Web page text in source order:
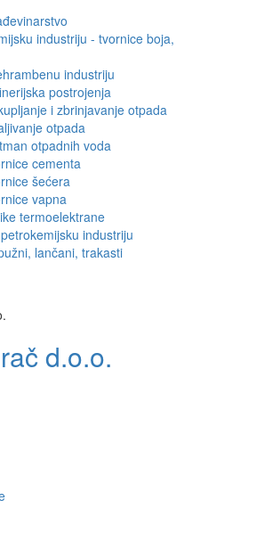
industriju - tvornice boja,
industriju
postrojenja
i zbrinjavanje otpada
otpada
otpadnih voda
cementa
šećera
vapna
termoelektrane
industriju
lančani, trakasti
d.o.o.